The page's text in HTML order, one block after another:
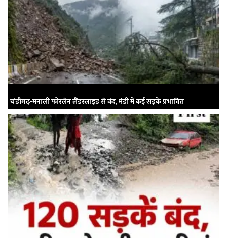
चंडीगढ़-मनाली फोरलेन लैंडस्लाइड से बंद, मंडी में कई सड़कें प्रभावित